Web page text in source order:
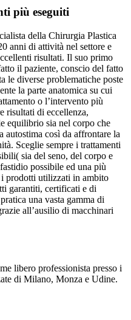
più eseguiti
della Chirurgia Plastica
anni di attività nel settore e
risultati. Il suo primo
il paziente, conscio del fatto
le diverse problematiche poste
la parte anatomica su cui
o l’intervento più
risultati di eccellenza,
equilibrio sia nel corpo che
così da affrontare la
Sceglie sempre i trattamenti
sia del seno, del corpo e
possibile ed una più
i prodotti utilizzati in ambito
garantiti, certificati e di
pratica una vasta gamma di
all’ausilio di macchinari
libero professionista presso i
di Milano, Monza e Udine.